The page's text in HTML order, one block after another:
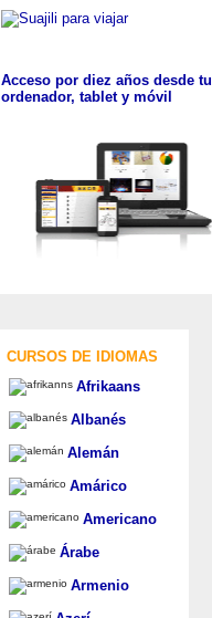
Acceso por diez años desde tu
ordenador, tablet y móvil
CURSOS DE IDIOMAS
Afrikaans
Albanés
Alemán
Amárico
Americano
Árabe
Armenio